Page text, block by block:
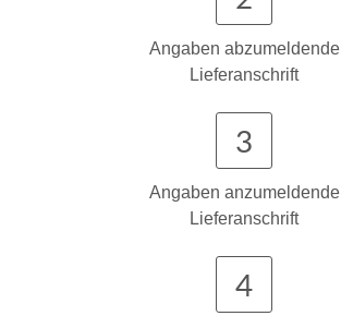
Angaben abzumeldende
Lieferanschrift
3
Angaben anzumeldende
Lieferanschrift
4